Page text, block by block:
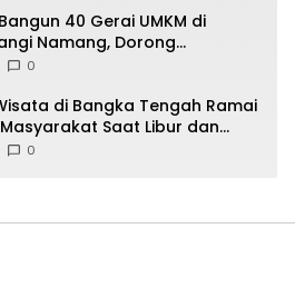
40 Gerai UMKM di
Namang, Dorong
0
di Bangka Tengah Ramai
Saat Libur dan
0